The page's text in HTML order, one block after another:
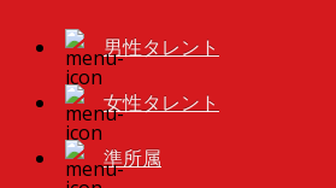
男性タレント
女性タレント
準所属